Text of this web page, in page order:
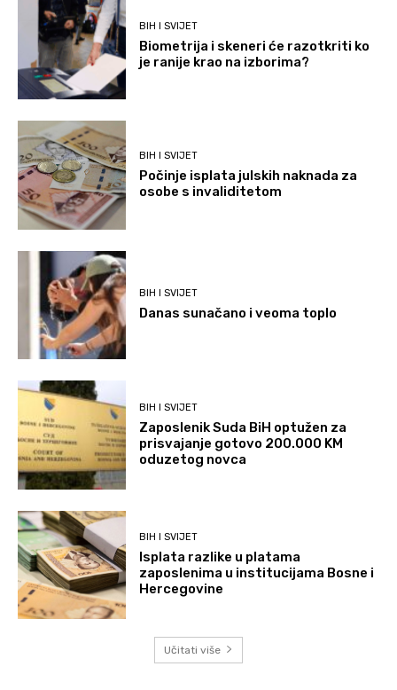
BIH I SVIJET
Biometrija i skeneri će razotkriti ko
je ranije krao na izborima?
BIH I SVIJET
Počinje isplata julskih naknada za
osobe s invaliditetom
BIH I SVIJET
Danas sunačano i veoma toplo
BIH I SVIJET
Zaposlenik Suda BiH optužen za
prisvajanje gotovo 200.000 KM
oduzetog novca
BIH I SVIJET
Isplata razlike u platama
zaposlenima u institucijama Bosne i
Hercegovine
Učitati više